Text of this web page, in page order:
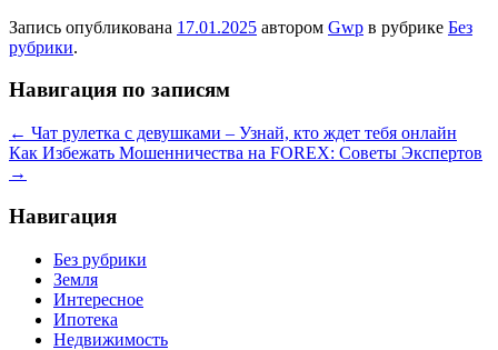
Запись опубликована 17.01.2025 автором Gwp в рубрике Без
рубрики.
Навигация по записям
← Чат рулетка с девушками – Узнай, кто ждет тебя онлайн
Как Избежать Мошенничества на FOREX: Советы Экспертов
→
Навигация
Без рубрики
Земля
Интересное
Ипотека
Недвижимость